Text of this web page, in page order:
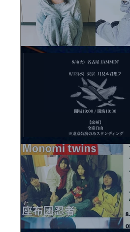
2026.08.12 |【観覧】田澤孝介 ソロワンマン 「